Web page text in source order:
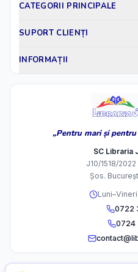
CATEGORII PRINCIPALE
SUPORT CLIENȚI
INFORMAȚII
„Pentru mari și
SC Libraria
J10/1518/2022
Șos.
0722
0724